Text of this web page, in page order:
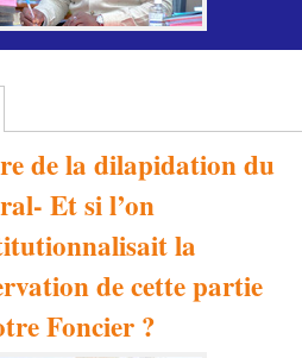
de la dilapidation du
Et si l’on
la
de cette partie
Foncier ?